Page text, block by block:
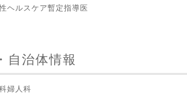
ヘルスケア暫定指導医
自治体情報
婦人科